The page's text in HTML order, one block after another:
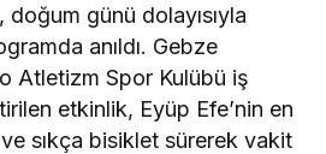
günü dolayısıyla
anıldı. Gebze
Atletizm Spor Kulübü iş
etkinlik, Eyüp Efe’nin en
sıkça bisiklet sürerek vakit